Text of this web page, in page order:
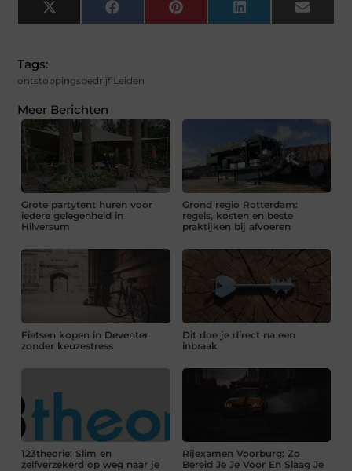
X
(Twitter)
Facebook Pinterest LinkedIn Email
Tags:
ontstoppingsbedrijf Leiden
Meer Berichten
Grote partytent huren voor
iedere gelegenheid in
Hilversum
Grond regio Rotterdam:
regels, kosten en beste
praktijken bij afvoeren
Fietsen kopen in Deventer
zonder keuzestress
Dit doe je direct na een
inbraak
123theorie: Slim en
zelfverzekerd op weg naar je
Rijexamen Voorburg: Zo
Bereid Je Je Voor En Slaag Je